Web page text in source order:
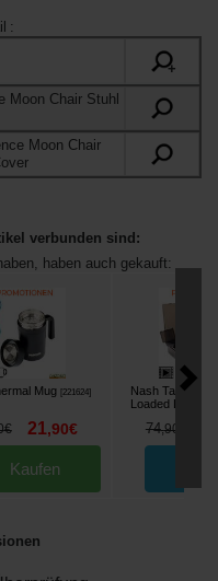
:
+
Moon Chair Stuhl
Moon Chair
verbunden sind:
haben auch gekauft:
Mug [221624]
€ 21,90€
Kaufen
Nash Tackle
Loaded Large
74,90